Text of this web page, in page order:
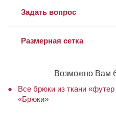
Задать вопрос
Размерная сетка
Возможно Вам
Все брюки из ткани «футер
«Брюки»